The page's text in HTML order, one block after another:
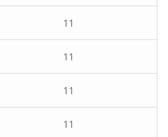
11
11
11
11